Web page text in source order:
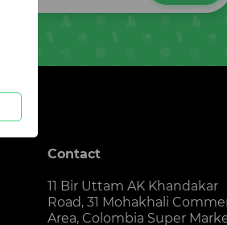
Contact
11 Bir Uttam AK Khandakar
Road, 31 Mohakhali
Area, Colombia Super